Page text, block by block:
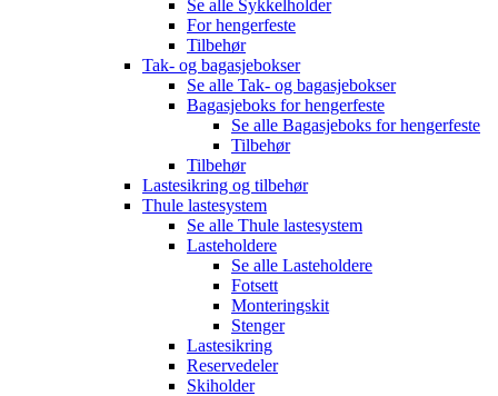
Se alle Sykkelholder
For hengerfeste
Tilbehør
Tak- og bagasjebokser
Se alle Tak- og bagasjebokser
Bagasjeboks for hengerfeste
Se alle Bagasjeboks for hengerfeste
Tilbehør
Tilbehør
Lastesikring og tilbehør
Thule lastesystem
Se alle Thule lastesystem
Lasteholdere
Se alle Lasteholdere
Fotsett
Monteringskit
Stenger
Lastesikring
Reservedeler
Skiholder